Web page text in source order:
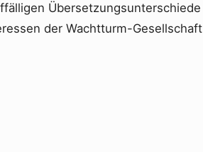
Übersetzungsunterschiede
der Wachtturm-Gesellschaft